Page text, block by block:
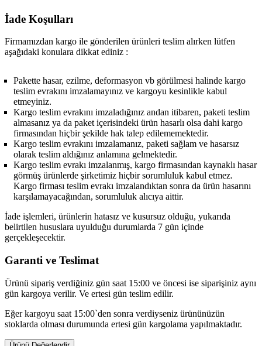
İade Koşulları
Firmamızdan kargo ile gönderilen ürünleri teslim alırken lütfen
aşağıdaki konulara dikkat ediniz :
Pakette hasar, ezilme, deformasyon vb görülmesi halinde kargo
teslim evrakını imzalamayınız ve kargoyu kesinlikle kabul
etmeyiniz.
Kargo teslim evrakını imzaladığınız andan itibaren, paketi teslim
almasanız ya da paket içerisindeki ürün hasarlı olsa dahi kargo
firmasından hiçbir şekilde hak talep edilememektedir.
Kargo teslim evrakını imzalamanız, paketi sağlam ve hasarsız
olarak teslim aldığınız anlamına gelmektedir.
Kargo teslim evrakı imzalanmış, kargo firmasından kaynaklı hasar
görmüş ürünlerde şirketimiz hiçbir sorumluluk kabul etmez.
Kargo firması teslim evrakı imzalandıktan sonra da ürün hasarını
karşılamayacağından, sorumluluk alıcıya aittir.
İade işlemleri, ürünlerin hatasız ve kusursuz olduğu, yukarıda
belirtilen hususlara uyulduğu durumlarda 7 gün içinde
gerçekleşecektir.
Garanti ve Teslimat
Ürünü sipariş verdiğiniz gün saat 15:00 ve öncesi ise siparişiniz aynı
gün kargoya verilir. Ve ertesi gün teslim edilir.
Eğer kargoyu saat 15:00`den sonra verdiyseniz ürününüzün
stoklarda olması durumunda ertesi gün kargolama yapılmaktadır.